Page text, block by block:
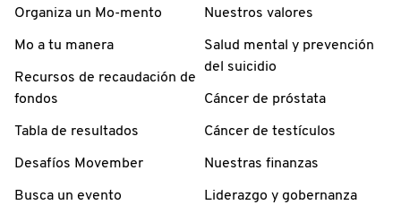
Organiza un Mo-mento
Mo a tu manera
Recursos de recaudación de
fondos
Tabla de resultados
Desafíos Movember
Busca un evento
Nuestros valores
Salud mental y prevención
del suicidio
Cáncer de próstata
Cáncer de testículos
Nuestras finanzas
Liderazgo y gobernanza